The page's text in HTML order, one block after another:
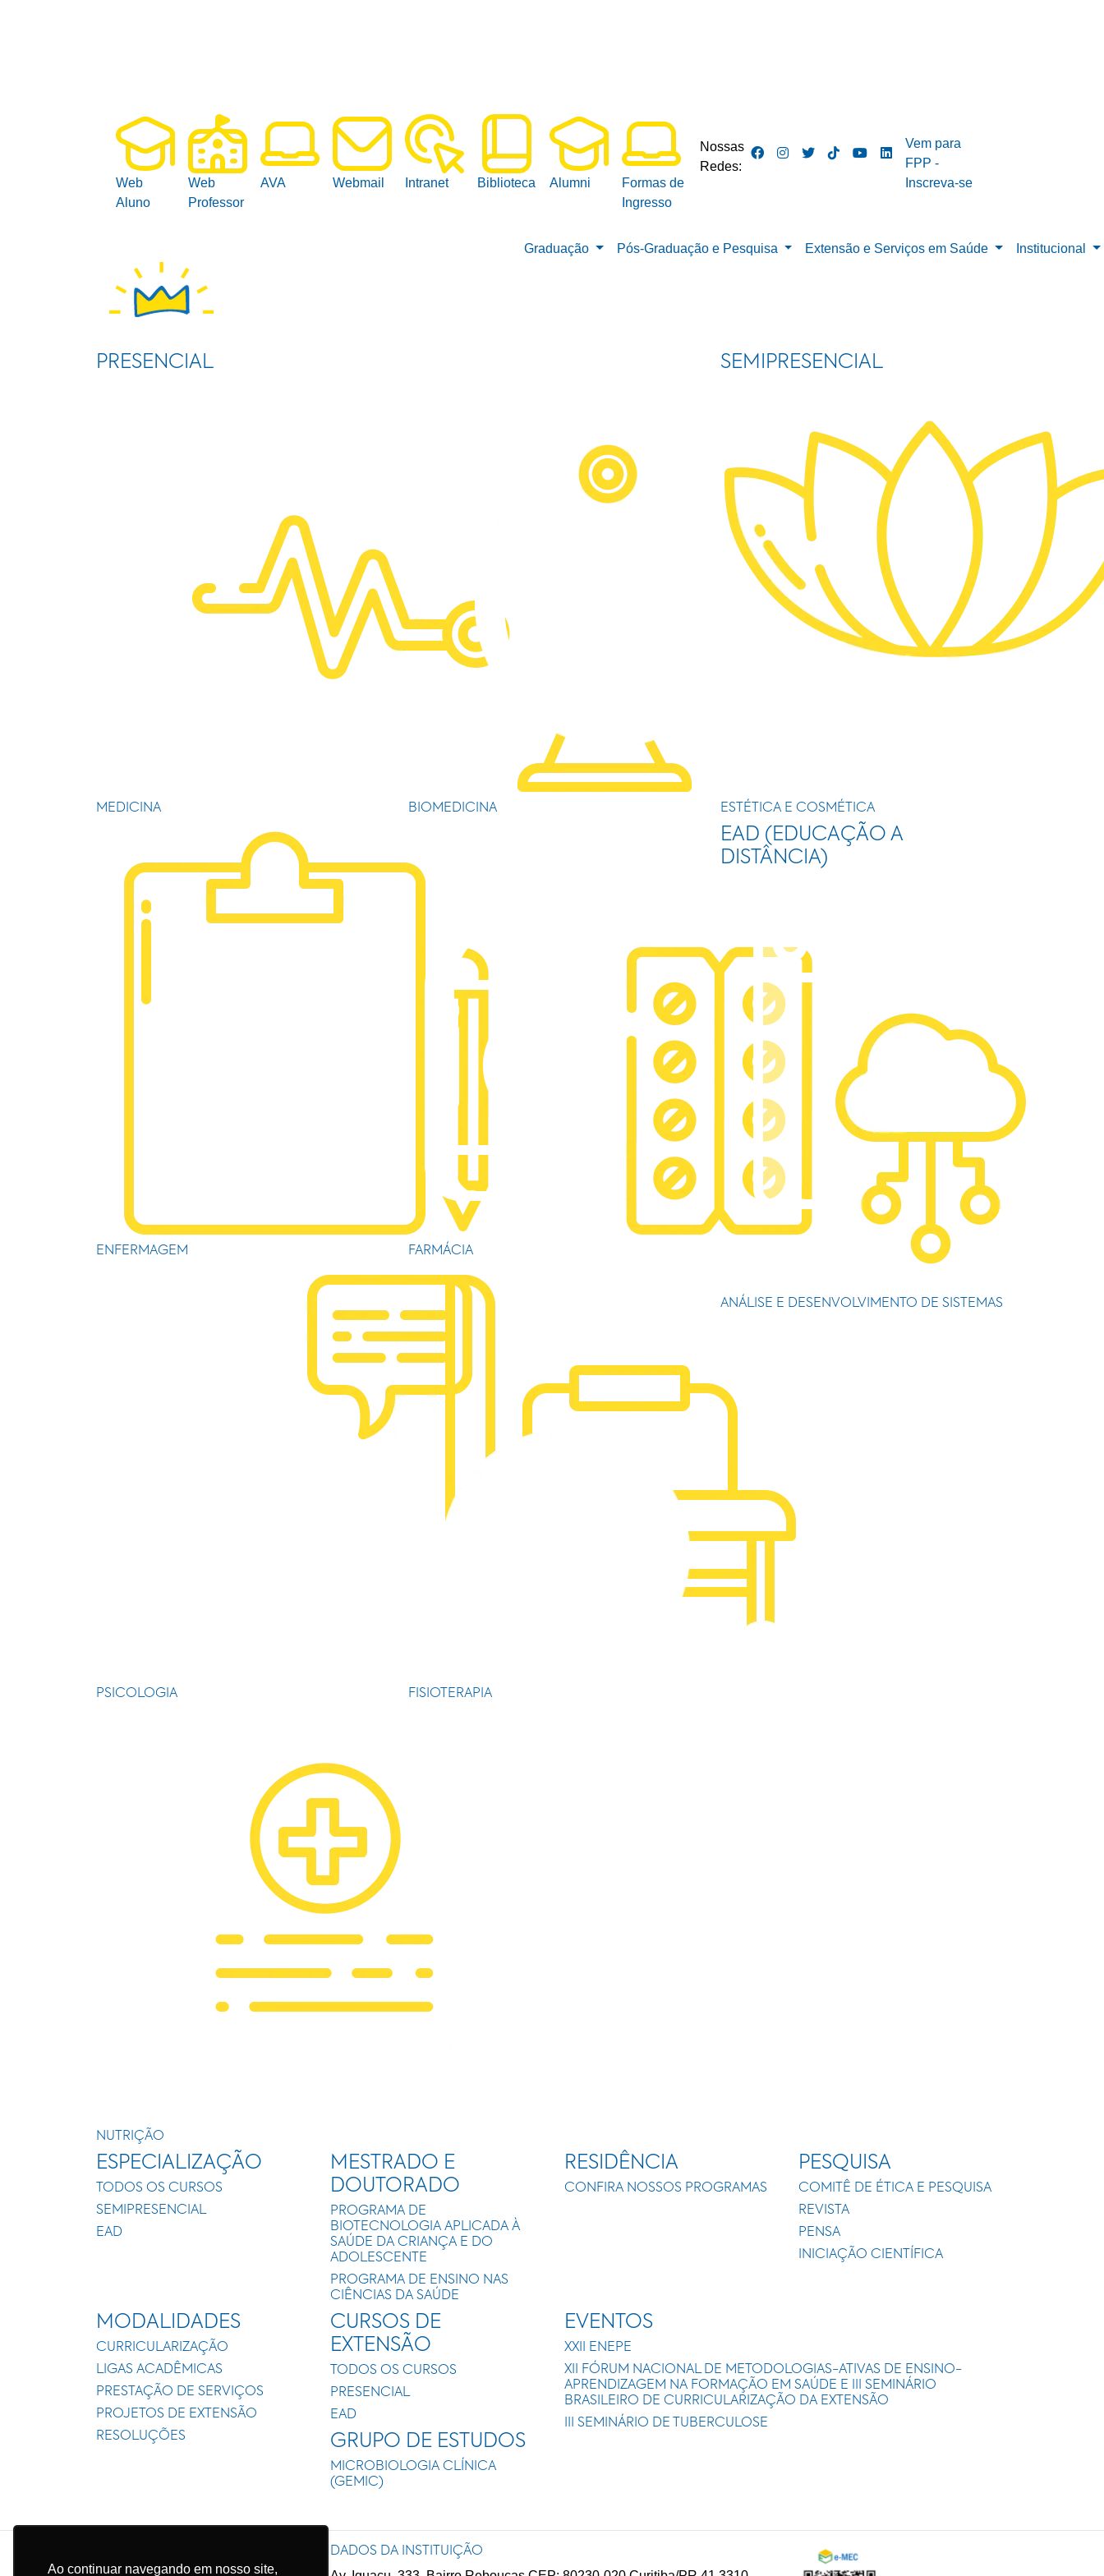
Ao continuar navegando em nosso site,
Web
Aluno
Web
Professor
AVA Webmail Intranet Biblioteca Alumni
Formas de
Ingresso
Nossas
Redes:
Vem para
FPP -
Inscreva-se
Graduação Pós-Graduação e Pesquisa Extensão e Serviços em Saúde Institucional
PRESENCIAL
MEDICINA BIOMEDICINA
ENFERMAGEM FARMÁCIA
PSICOLOGIA FISIOTERAPIA
NUTRIÇÃO
SEMIPRESENCIAL
ESTÉTICA E COSMÉTICA
EAD (EDUCAÇÃO A
DISTÂNCIA)
ANÁLISE E DESENVOLVIMENTO DE SISTEMAS
ESPECIALIZAÇÃO
TODOS OS CURSOS
SEMIPRESENCIAL
EAD
MESTRADO E
DOUTORADO
PROGRAMA DE
BIOTECNOLOGIA APLICADA À
SAÚDE DA CRIANÇA E DO
ADOLESCENTE
PROGRAMA DE ENSINO NAS
CIÊNCIAS DA SAÚDE
RESIDÊNCIA
CONFIRA NOSSOS PROGRAMAS
PESQUISA
COMITÊ DE ÉTICA E PESQUISA
REVISTA
PENSA
INICIAÇÃO CIENTÍFICA
MODALIDADES
CURRICULARIZAÇÃO
LIGAS ACADÊMICAS
PRESTAÇÃO DE SERVIÇOS
PROJETOS DE EXTENSÃO
RESOLUÇÕES
CURSOS DE
EXTENSÃO
TODOS OS CURSOS
PRESENCIAL
EAD
GRUPO DE ESTUDOS
MICROBIOLOGIA CLÍNICA
(GEMIC)
EVENTOS
XXII ENEPE
XII FÓRUM NACIONAL DE METODOLOGIAS-ATIVAS DE ENSINO-
APRENDIZAGEM NA FORMAÇÃO EM SAÚDE E III SEMINÁRIO
BRASILEIRO DE CURRICULARIZAÇÃO DA EXTENSÃO
III SEMINÁRIO DE TUBERCULOSE
Príncipe
DADOS DA INSTITUIÇÃO